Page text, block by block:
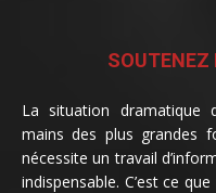
SOUTENEZ
La situation dramatique
mains des plus grandes
nécessite un travail
indispensable. C’est ce